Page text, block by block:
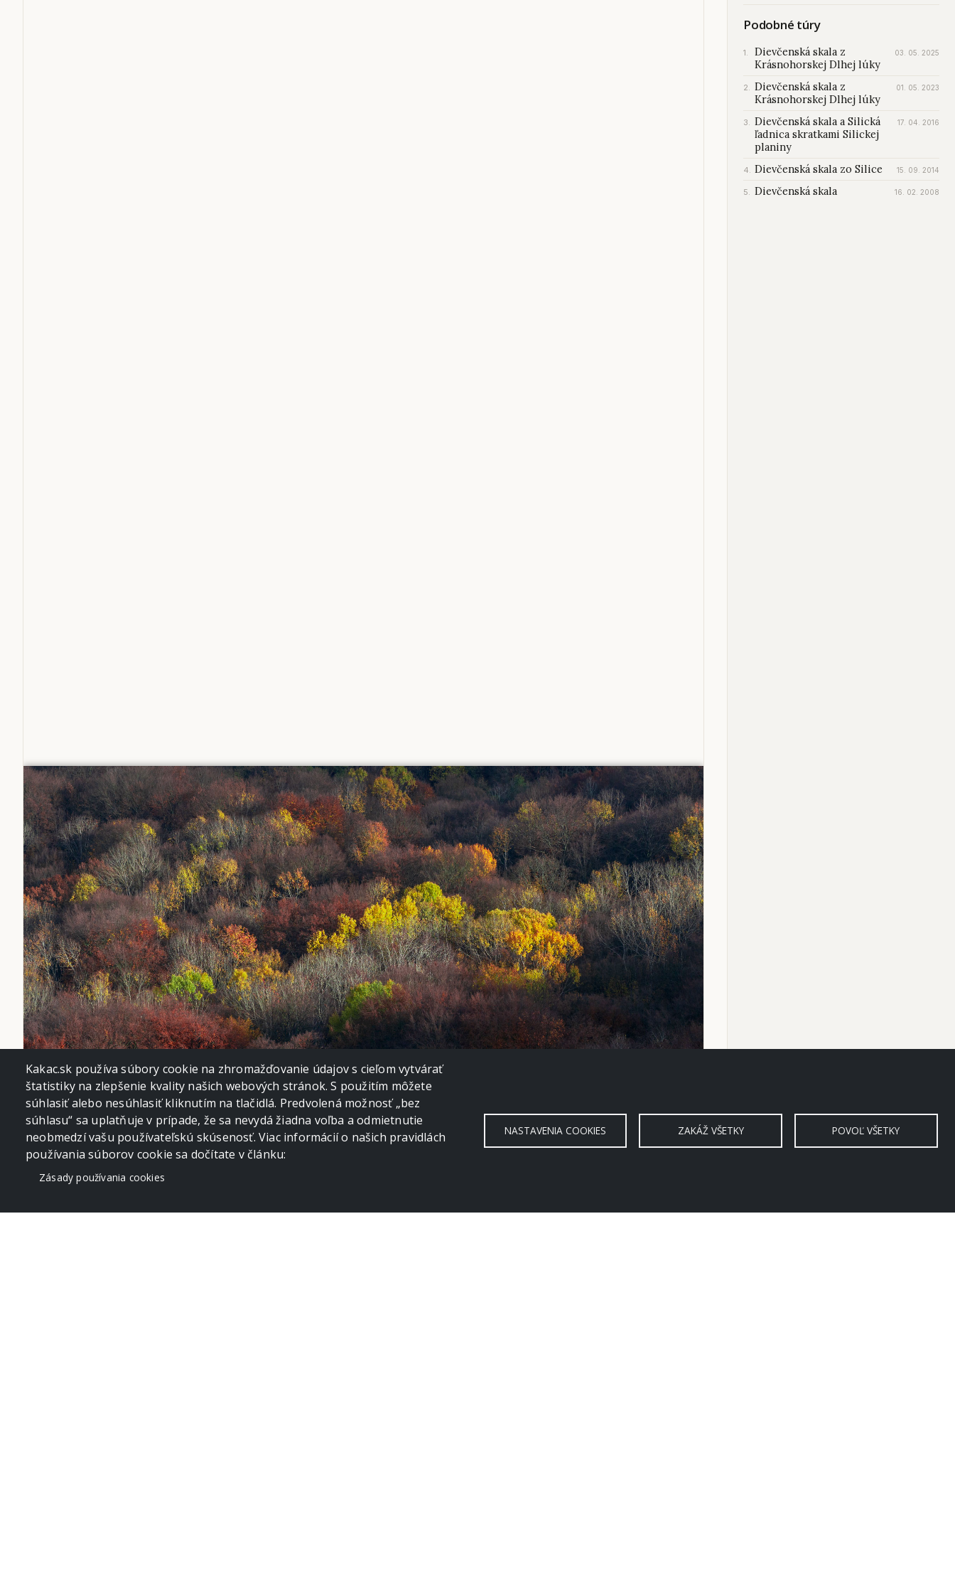
Podobné túry
Dievčenská skala z
Krásnohorskej Dlhej lúky
03. 05. 2025
Dievčenská skala z
Krásnohorskej Dlhej lúky
01. 05. 2023
Dievčenská skala a Silická
ľadnica skratkami Silickej
planiny
17. 04. 2016
Dievčenská skala zo Silice 15. 09. 2014
Dievčenská skala 16. 02. 2008
Kakac.sk používa súbory cookie na zhromažďovanie údajov s cieľom vytvárať
štatistiky na zlepšenie kvality našich webových stránok. S použitím môžete
súhlasiť alebo nesúhlasiť kliknutím na tlačidlá. Predvolená možnosť „bez
súhlasu“ sa uplatňuje v prípade, že sa nevydá žiadna voľba a odmietnutie
neobmedzí vašu používateľskú skúsenosť. Viac informácií o našich pravidlách
používania súborov cookie sa dočítate v článku:
Zásady používania cookies
NASTAVENIA COOKIES ZAKÁŽ VŠETKY POVOĽ VŠETKY